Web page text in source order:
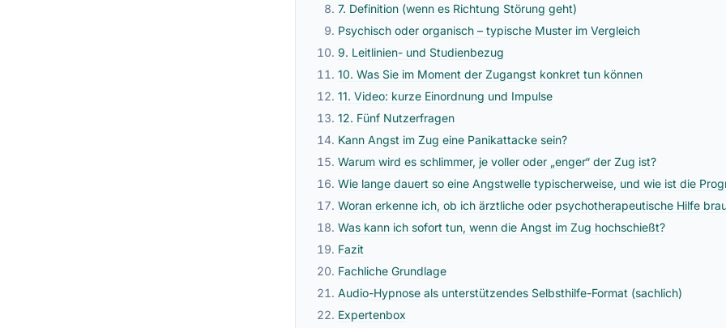
7. Definition (wenn es Richtung Störung geht)
Psychisch oder organisch – typische Muster im Vergleich
9. Leitlinien- und Studienbezug
10. Was Sie im Moment der Zugangst konkret tun können
11. Video: kurze Einordnung und Impulse
12. Fünf Nutzerfragen
Kann Angst im Zug eine Panikattacke sein?
Warum wird es schlimmer, je voller oder „enger“ der Zug ist?
Wie lange dauert so eine Angstwelle typischerweise, und wie ist die
Woran erkenne ich, ob ich ärztliche oder psychotherapeutische Hilfe
Was kann ich sofort tun, wenn die Angst im Zug hochschießt?
Fazit
Fachliche Grundlage
Audio-Hypnose als unterstützendes Selbsthilfe-Format (sachlich)
Expertenbox